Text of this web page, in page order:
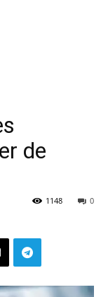
de
0
1148